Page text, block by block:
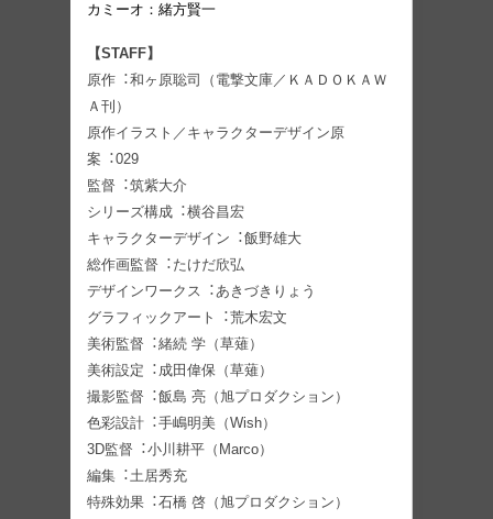
カミーオ：緒⽅賢⼀
【STAFF】
原作︓和ヶ原聡司（電撃⽂庫／ＫＡＤＯＫＡＷ
Ａ刊）
原作イラスト／キャラクターデザイン原
案︓029
監督︓筑紫⼤介
シリーズ構成︓横⾕昌宏
キャラクターデザイン︓飯野雄⼤
総作画監督︓たけだ欣弘
デザインワークス︓あきづきりょう
グラフィックアート︓荒⽊宏⽂
美術監督︓緒続 学（草薙）
美術設定︓成⽥偉保（草薙）
撮影監督︓飯島 亮（旭プロダクション）
⾊彩設計︓⼿嶋明美（Wish）
3D監督︓⼩川耕平（Marco）
編集︓⼟居秀充
特殊効果︓⽯橋 啓（旭プロダクション）